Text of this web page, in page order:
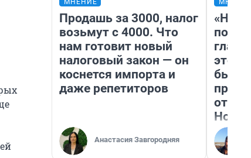
МНЕНИЕ
Продашь за 3000, налог
возьмут с 4000. Что
нам готовит новый
налоговый закон — он
коснется импорта и
даже репетиторов
Анастасия Завгородняя
этого
бьет